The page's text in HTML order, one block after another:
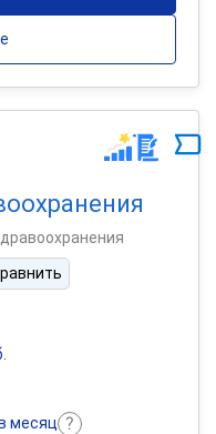
месяц